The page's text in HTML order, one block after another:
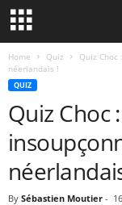
Home Quiz
Quiz
néerlandais !
QUIZ
Quiz Choc
By Sébastien Moutier -